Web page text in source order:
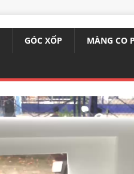
GÓC XỐP MÀNG CO